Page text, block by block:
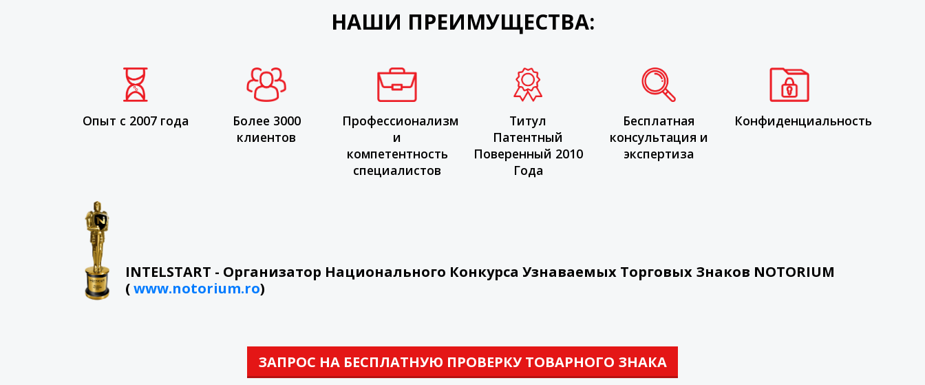
НАШИ ПРЕИМУЩЕСТВА:
Опыт с 2007 года
Более 3000
клиентов
Профессионализм
и
компетентность
специалистов
Титул
Патентный
Поверенный 2010
Года
Бесплатная
консультация и
экспертиза
Конфиденциальность
INTELSTART - Организатор Национального Конкурса Узнаваемых Торговых Знаков NOTORIUM
(www.notorium.ro)
ЗАПРОС НА БЕСПЛАТНУЮ ПРОВЕРКУ ТОВАРНОГО ЗНАКА